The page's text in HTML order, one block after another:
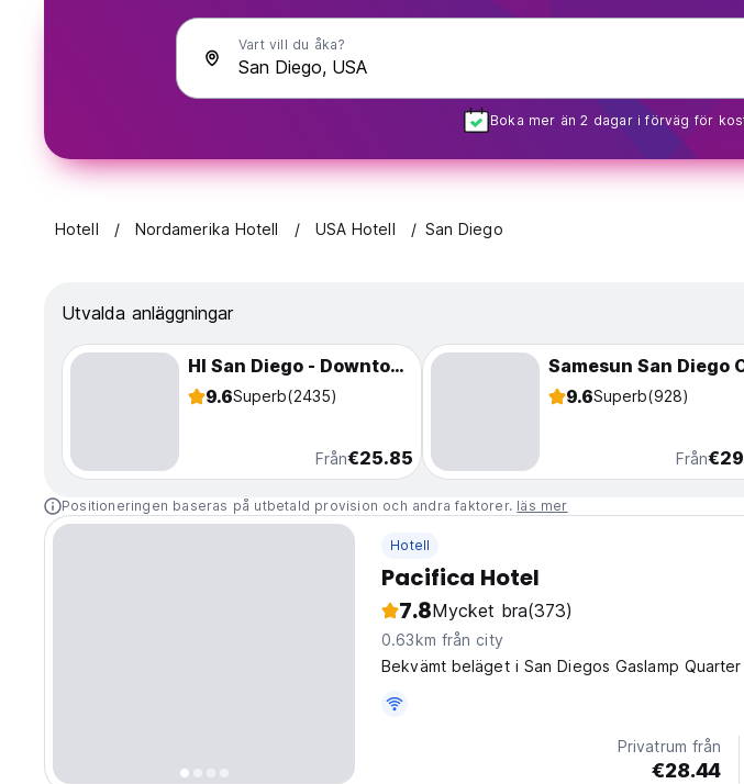
Vart vill du åka?
Boka mer än 2 dagar i förväg för
Hotell Nordamerika Hotell USA Hotell San Diego
Utvalda anläggningar
HI San Diego - Downtown
9.6Superb(2435)
Från€25.85
Samesun San Diego
9.6Superb(928)
Från
Positioneringen baseras på utbetald provision och andra faktorer. läs mer
Hotell
Pacifica Hotel
7.8Mycket bra(373)
0.63km från city
Bekvämt beläget i San Diegos Gaslamp Quarter
Privatrum från
€28.44